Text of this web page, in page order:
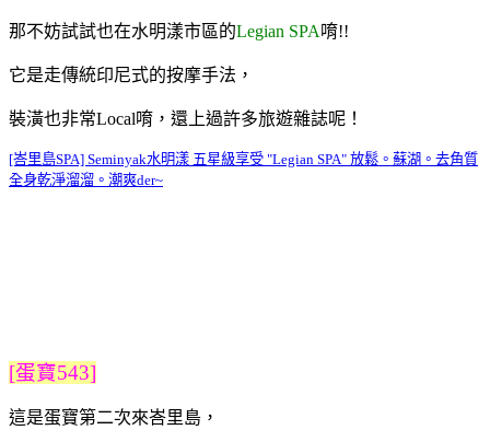
那不妨試試也在水明漾市區的Legian SPA 唷!!
它是走傳統印尼式的按摩手法，
裝潢也非常Local唷，還上過許多旅遊雜誌呢！
[峇里島SPA] Seminyak水明漾 五星級享受 "Legian SPA" 放鬆。蘇湖。去角質
全身乾淨溜溜。潮爽der~
[蛋寶543]
這是蛋寶第二次來峇里島，